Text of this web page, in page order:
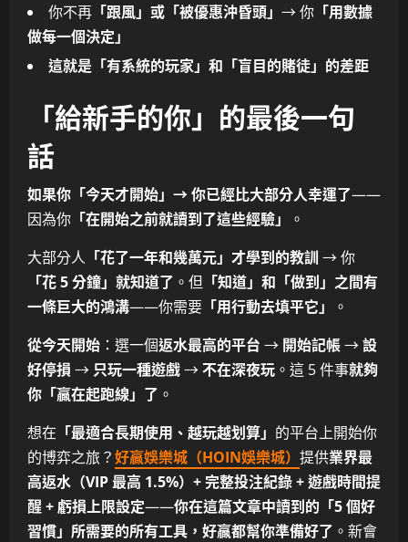
你不再 「跟風」或「被優惠沖昏頭」 → 你 「用數據
做每一個決定」
這就是「有系統的玩家」和「盲目的賭徒」的差距
「給新手的你」的最後一句
話
如果你「今天才開始」→ 你已經比大部分人幸運了——
因為你 「在開始之前就讀到了這些經驗」
。
大部分人 「花了一年和幾萬元」才學到的教訓 → 你
「花 5 分鐘」就知道了 。但 「知道」和「做到」之間有
一條巨大的鴻溝——你需要 「用行動去填平它」
。
從今天開始 ：選一個返水最高的平台 → 開始記帳→設
好停損 → 只玩一種遊戲→不在深夜玩 。這 5 件事就夠
你「贏在起跑線」了 。
想在 「最適合長期使用、越玩越划算」 的平台上開始你
的博弈之旅？好贏娛樂城（HOIN娛樂城） 提供業界最
高返水（VIP 最高 1.5%）+ 完整投注紀錄 + 遊戲時間提
醒 + 虧損上限設定——你在這篇文章中讀到的「5 個好
習慣」所需要的所有工具，好贏都幫你準備好了 。新會